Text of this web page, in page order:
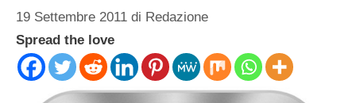
19 Settembre 2011 di Redazione
Spread the love